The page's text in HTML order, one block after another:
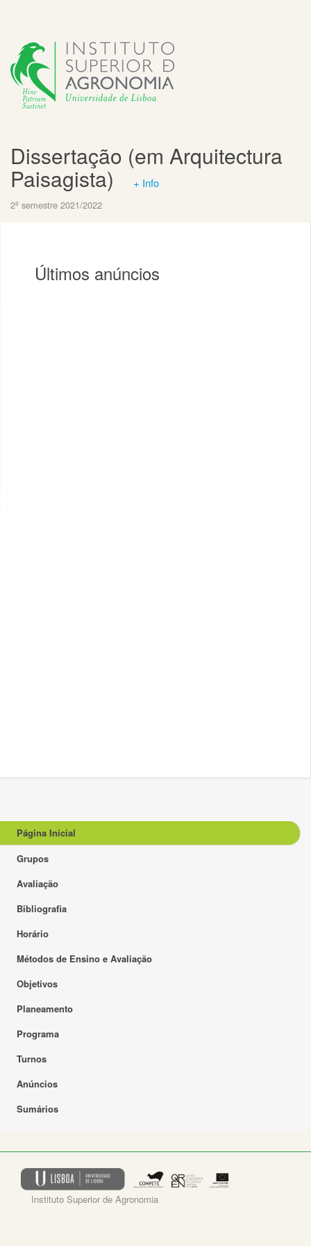
Dissertação (em Arquitectura
Paisagista) + Info
2º semestre 2021/2022
Últimos anúncios
Página Inicial
Grupos
Avaliação
Bibliografia
Horário
Métodos de Ensino e Avaliação
Objetivos
Planeamento
Programa
Turnos
Anúncios
Sumários
Instituto Superior de Agronomia